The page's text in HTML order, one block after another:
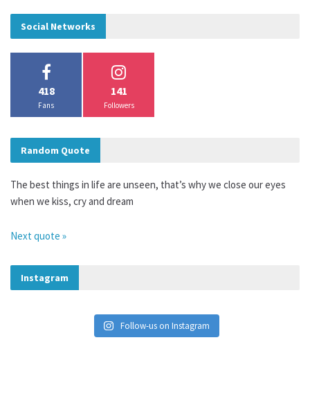
of
Social Networks
418
Fans
141
Followers
Random Quote
The best things in life are unseen, that’s why we close our eyes
when we kiss, cry and dream
Next quote »
Instagram
Follow-us on Instagram